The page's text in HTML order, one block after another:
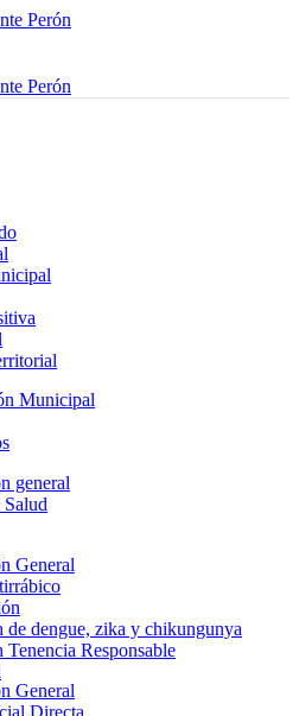
Municipal
general
Salud
General
de dengue, zika y chikungunya
Tenencia Responsable
General
Directa